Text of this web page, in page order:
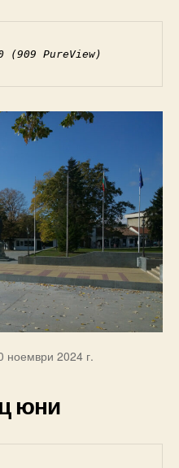
(909 PureView)
ноември 2024 г.
юни